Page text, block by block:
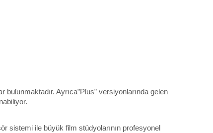
Ayrıca”Plus” versiyonlarında gelen
sistemi ile büyük film stüdyolarının profesyonel